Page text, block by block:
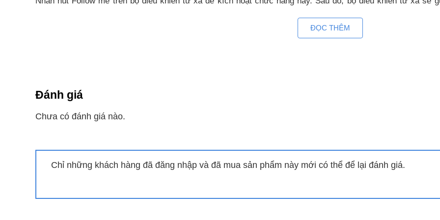
Đây là tính năng rất hữu ích mà ít người tiêu dùng quan tâm và sử dụng. Đây cũng chính là lợi thế của
trường.
Các anion có thể kích thích hệ thống tuần hoàn máu, tăng cường chức năng của phổi, ngăn chạn hiệu quả
Chế độ Turbo làm lạnh nhanh
ĐỌC THÊM
Đánh giá
Chưa có đánh giá nào.
Chỉ những khách hàng đã đăng nhập và đã mua sản phẩm này mới có thể để lại đánh giá.